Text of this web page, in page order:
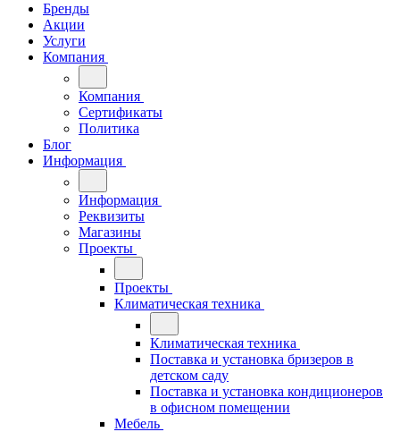
Бренды
Акции
Услуги
Компания
Компания
Сертификаты
Политика
Блог
Информация
Информация
Реквизиты
Магазины
Проекты
Проекты
Климатическая техника
Климатическая техника
Поставка и установка бризеров в
детском саду
Поставка и установка кондиционеров
в офисном помещении
Мебель